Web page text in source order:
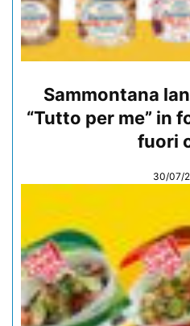
Sammontana
“Tutto per me” in
fuori
30/07/